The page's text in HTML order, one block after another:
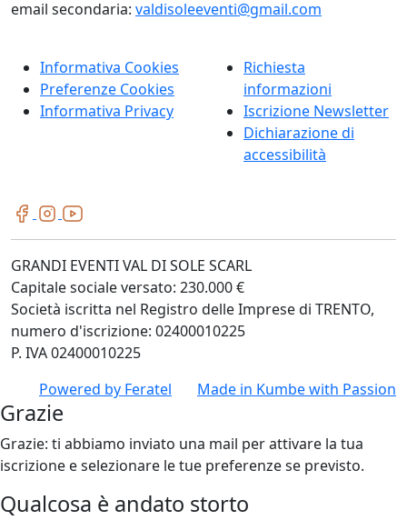
email secondaria: valdisoleeventi@gmail.com
Informativa Cookies
Preferenze Cookies
Informativa Privacy
Richiesta
informazioni
Iscrizione Newsletter
Dichiarazione di
accessibilità
GRANDI EVENTI VAL DI SOLE SCARL
Capitale sociale versato: 230.000 €
Società iscritta nel Registro delle Imprese di TRENTO,
numero d'iscrizione: 02400010225
P. IVA 02400010225
Powered by Feratel Made in Kumbewith Passion
Grazie
Grazie: ti abbiamo inviato una mail per attivare la tua
iscrizione e selezionare le tue preferenze se previsto.
Qualcosa è andato storto